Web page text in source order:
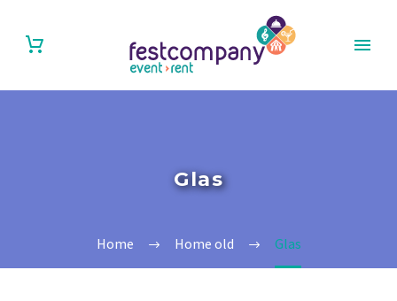
Glas
Home Home old Glas